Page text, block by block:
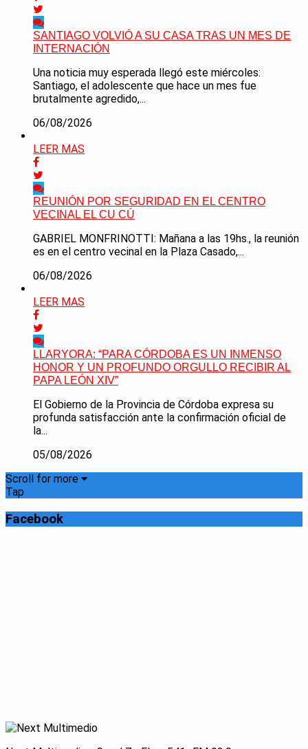
SANTIAGO VOLVIÓ A SU CASA TRAS UN MES DE
INTERNACIÓN
Una noticia muy esperada llegó este miércoles:
Santiago, el adolescente que hace un mes fue
brutalmente agredido,...
06/08/2026
LEER MAS
REUNIÓN POR SEGURIDAD EN EL CENTRO
VECINAL EL CU CÚ
GABRIEL MONFRINOTTI: Mañana a las 19hs., la reunión
es en el centro vecinal en la Plaza Casado,...
06/08/2026
LEER MAS
LLARYORA: “PARA CÓRDOBA ES UN INMENSO
HONOR Y UN PROFUNDO ORGULLO RECIBIR AL
PAPA LEÓN XIV”
El Gobierno de la Provincia de Córdoba expresa su
profunda satisfacción ante la confirmación oficial de
la...
05/08/2026
Scroll for more
Tap
Facebook